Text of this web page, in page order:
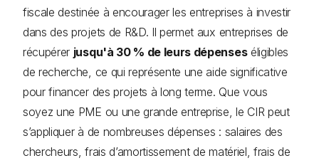
fiscale destinée à encourager les entreprises à investir
dans des projets de R&D. Il permet aux entreprises de
récupérer jusqu'à 30 % de leurs dépenseséligibles
de recherche, ce qui représente une aide significative
pour financer des projets à long terme. Que vous
soyez une PME ou une grande entreprise, le CIR peut
s’appliquer à de nombreuses dépenses : salaires des
chercheurs, frais d’amortissement de matériel, frais de